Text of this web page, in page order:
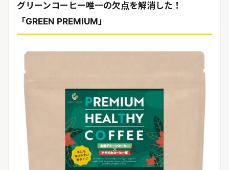
グリーンコーヒー唯一の欠点を解消した！
「GREEN PREMIUM」